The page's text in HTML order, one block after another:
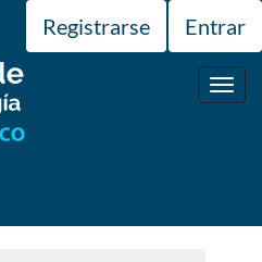
Registrarse Entrar